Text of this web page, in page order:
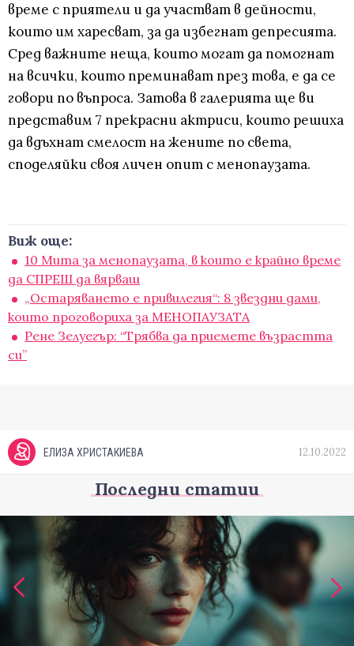
време с приятели и да участват в дейности,
които им харесват, за да избегнат депресията.
Сред важните неща, които могат да помогнат
на всички, които преминават през това, е да се
говори по въпроса. Затова в галерията ще ви
представим 7 прекрасни актриси, които решиха
да вдъхнат смелост на жените по света,
споделяйки своя личен опит с менопаузата.
Виж още:
10 Мита за менопаузата, в които е крайно време
да СПРЕШ да вярваш
„Остаряването е привилегия“: 8 звездни дами,
които проговориха за МЕНОПАУЗАТА
Рене Зелуегър: “Трябва да приемете възрастта
си”
ЕЛИЗА ХРИСТАКИЕВА 12.10.2022
Последни статии